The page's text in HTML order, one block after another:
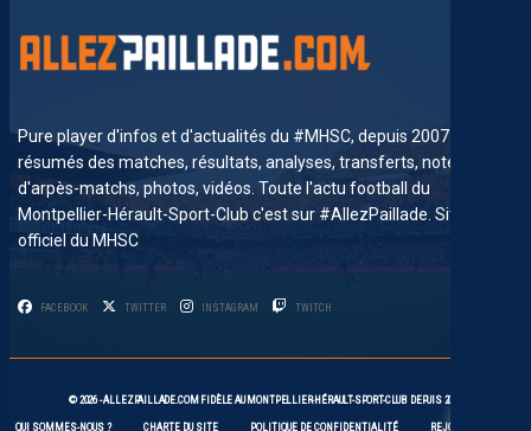
Pure player d'infos et d'actualités du #MHSC, depuis 2007. News,
résumés des matches, résultats, analyses, transferts, notes
d'arpès-matchs, photos, vidéos. Toute l'actu football du
Montpellier-Hérault-Sport-Club c'est sur #AllezPaillade. Site non-
officiel du MHSC
FACEBOOK TWITTER INSTAGRAM TWITCH
© 2026 -ALLEZPAILLADE.COM FIDÈLE AUMONTPELLIER-HÉRAULT-SPORT-CLUB DEPUIS 2007
QUI SOMMES-NOUS ? CHARTE DU SITE POLITIQUE DE CONFIDENTIALITÉ REJOIGNEZ-NOUS !